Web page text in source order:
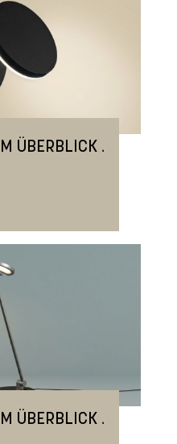
ÜBERBLICK .
ÜBERBLICK .